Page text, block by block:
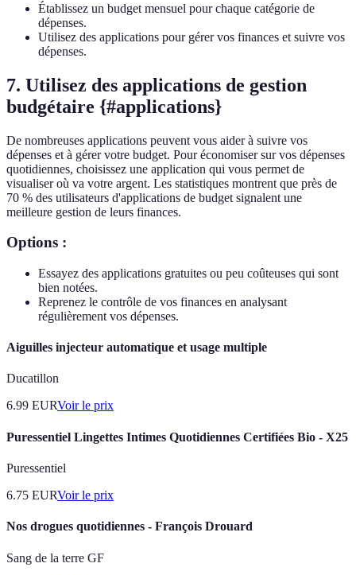
Établissez un budget mensuel pour chaque catégorie de
dépenses.
Utilisez des applications pour gérer vos finances et suivre vos
dépenses.
7. Utilisez des applications de gestion
budgétaire {#applications}
De nombreuses applications peuvent vous aider à suivre vos
dépenses et à gérer votre budget. Pour économiser sur vos dépenses
quotidiennes, choisissez une application qui vous permet de
visualiser où va votre argent. Les statistiques montrent que près de
70 % des utilisateurs d'applications de budget signalent une
meilleure gestion de leurs finances.
Options :
Essayez des applications gratuites ou peu coûteuses qui sont
bien notées.
Reprenez le contrôle de vos finances en analysant
régulièrement vos dépenses.
Aiguilles injecteur automatique et usage multiple
Ducatillon
6.99 EURVoir le prix
Puressentiel Lingettes Intimes Quotidiennes Certifiées Bio - X25
Puressentiel
6.75 EURVoir le prix
Nos drogues quotidiennes - François Drouard
Sang de la terre GF